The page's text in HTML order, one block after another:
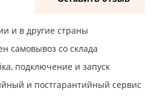
и в другие страны
самовывоз со склада
подключение и запуск
и постгарантийный сервис